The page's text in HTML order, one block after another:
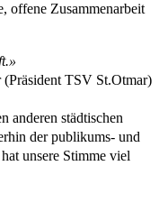
offene Zusammenarbeit
TSV St.Otmar)
anderen städtischen
der publikums- und
unsere Stimme viel